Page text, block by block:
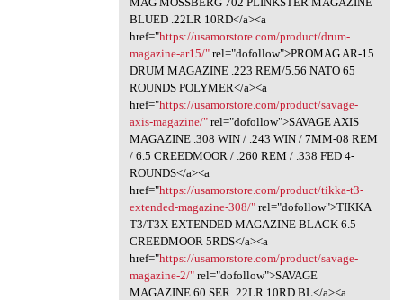
BLUED .22LR 10RD</a><a
href="https://usamorstore.com/product/drum-
magazine-ar15/"rel="dofollow">PROMAG AR-15
DRUM MAGAZINE .223 REM/5.56 NATO 65
ROUNDS POLYMER</a><a
href="https://usamorstore.com/product/savage-
axis-magazine/"rel="dofollow">SAVAGE AXIS
MAGAZINE .308 WIN / .243 WIN / 7MM-08 REM
/ 6.5 CREEDMOOR / .260 REM / .338 FED 4-
ROUNDS</a><a
href="https://usamorstore.com/product/tikka-t3-
extended-magazine-308/"rel="dofollow">TIKKA
T3/T3X EXTENDED MAGAZINE BLACK 6.5
CREEDMOOR 5RDS</a><a
href="https://usamorstore.com/product/savage-
magazine-2/"rel="dofollow">SAVAGE
MAGAZINE 60 SER .22LR 10RD BL</a><a